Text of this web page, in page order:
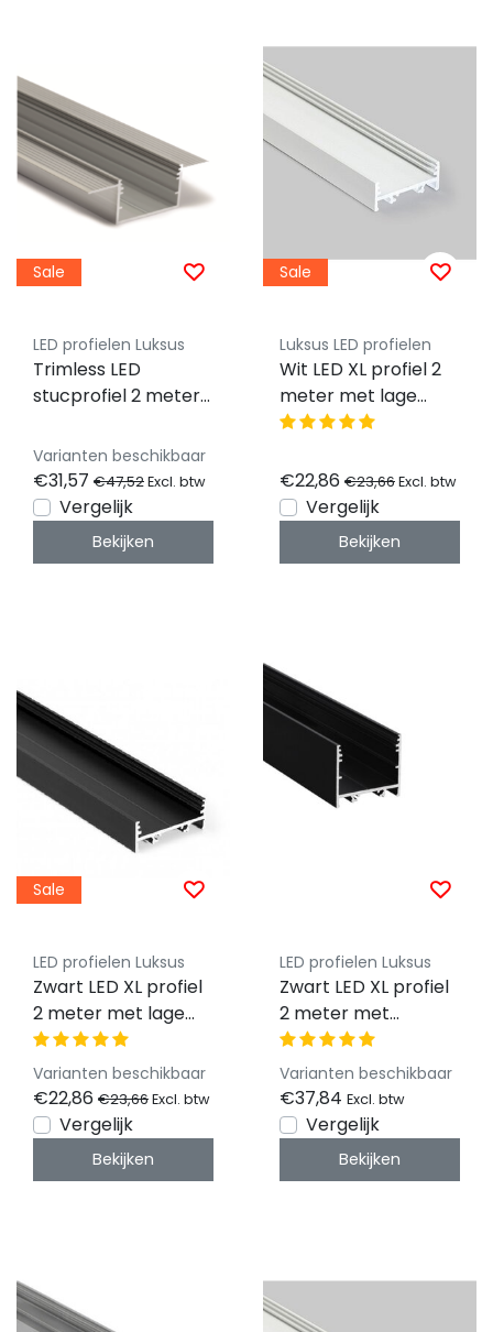
Sale
LED profielen Luksus
Trimless LED
stucprofiel 2 meter
klikafdekking 33,4
mm x 21 mm -
XL30TrimlessALU
Varianten beschikbaar
€31,57 €47,52Excl. btw
Vergelijk
Bekijken
Sale
Luksus LED profielen
Wit LED XL profiel 2
meter met lage
afdekking 33,4 x 12,8
€22,86 €23,66Excl. btw
Vergelijk
Bekijken
Sale
LED profielen Luksus
Zwart LED XL profiel
2 meter met lage
afdekking 33,4mm x
12,8mm - XL10ZWART
Varianten beschikbaar
€22,86 €23,66Excl. btw
Vergelijk
Bekijken
LED profielen Luksus
Zwart LED XL profiel
2 meter met
afdekking 33,4mm x
29,6mm - XL11ZWART
Varianten beschikbaar
€37,84 Excl. btw
Vergelijk
Bekijken